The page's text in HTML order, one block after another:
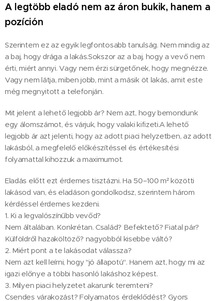
A legtöbb eladó nem az áron bukik, hanem a
pozíción
Szerintem ez az egyik legfontosabb tanulság. Nem mindig az
a baj, hogy drága a lakás.Sokszor az a baj, hogy a vevő nem
érti, miért annyi. Vagy nem érzi sürgetőnek, hogy megnézze.
Vagy nem látja, miben jobb, mint a másik öt lakás, amit este
még megnyitott a telefonján.
Mit jelent a lehető legjobb ár? Nem azt, hogy bemondunk
egy álomszámot, és várjuk, hogy valaki kifizeti.A lehető
legjobb ár azt jelenti, hogy az adott piaci helyzetben, az adott
lakásból, a megfelelő előkészítéssel és értékesítési
folyamattal kihozzuk a maximumot.
Eladás előtt ezt érdemes tisztázni. Ha 50–100 m² közötti
lakásod van, és eladáson gondolkodsz, szerintem három
kérdéssel érdemes kezdeni.
1. Ki a legvalószínűbb vevőd?
Nem általában. Konkrétan. Család? Befektető? Fiatal pár?
Külföldről hazaköltöző? nagyobból kisebbe váltó?
2. Miért pont a te lakásodat válassza?
Nem azt kell leírni, hogy "jó állapotú". Hanem azt, hogy mi az
igazi előnye a többi hasonló lakáshoz képest.
3. Milyen piaci helyzetet akarunk teremteni?
Csendes várakozást? Folyamatos érdeklődést? Gyors